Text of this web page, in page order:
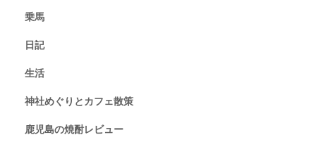
乗馬
日記
生活
神社めぐりとカフェ散策
鹿児島の焼酎レビュー